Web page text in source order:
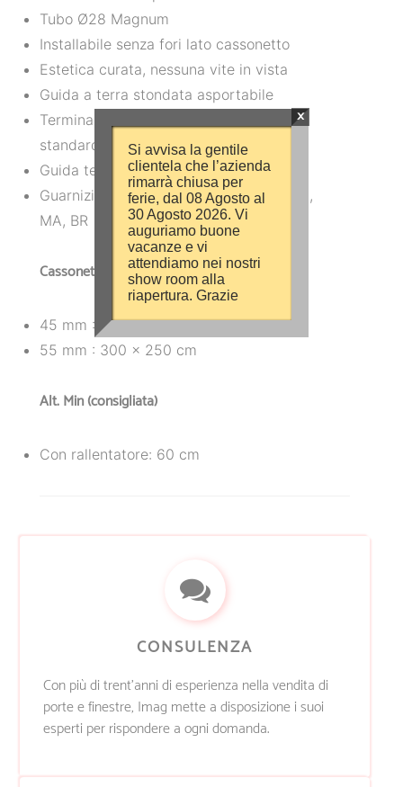
Tubo Ø28 Magnum
Installabile senza fori lato cassonetto
Estetica curata, nessuna vite in vista
Guida a terra stondata asportabile
Terminale Extra Forte con maniglia
standard esterna
Guida telescopica
Guarnizione anti intrusione insetti BI, NE,
MA, BR
Cassonetti Max (consigliate)
45 mm : 280 x 250 cm (di serie)
55 mm : 300 x 250 cm
Alt. Min (consigliata)
Con rallentatore: 60 cm
CONSULENZA
Con più di trent’anni di esperienza nella vendita di
porte e finestre, Imag mette a disposizione i suoi
esperti per rispondere a ogni domanda.
Si avvisa la gentile
clientela che l’azienda
rimarrà chiusa per
ferie, dal 08 Agosto al
30 Agosto 2026. Vi
auguriamo buone
vacanze e vi
attendiamo nei nostri
show room alla
riapertura. Grazie
×